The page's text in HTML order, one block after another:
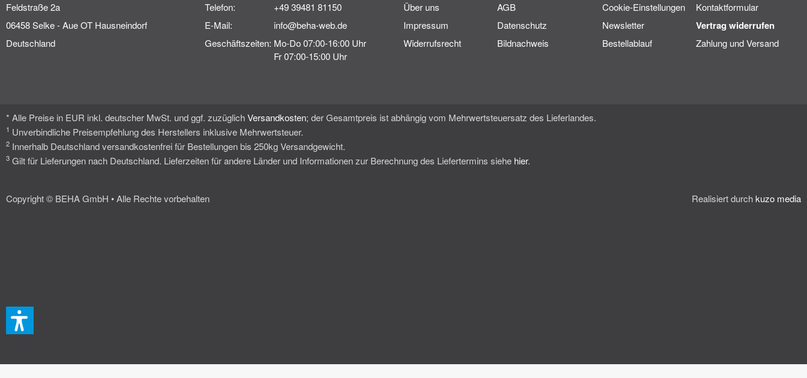
Feldstraße 2a
06458 Selke - Aue OT Hausneindorf
Deutschland
Telefon:
+49 39481 81150
E-Mail:
info@beha-web.de
Geschäftszeiten: Mo-Do 07:00-16:00 Uhr
Fr 07:00-15:00 Uhr
Über uns
AGB
Impressum
Datenschutz
Widerrufsrecht
Bildnachweis
Cookie-Einstellungen
Kontaktformular
Newsletter
Vertrag widerrufen
Bestellablauf Zahlung und Versand
* Alle Preise in EUR inkl. deutscher MwSt. und ggf. zuzüglichVersandkosten; der Gesamtpreis ist abhängig vom Mehrwertsteuersatz des Lieferlandes.
1 Unverbindliche Preisempfehlung des Herstellers inklusive Mehrwertsteuer.
2 Innerhalb Deutschland versandkostenfrei für Bestellungen bis 250kg Versandgewicht.
3 Gilt für Lieferungen nach Deutschland. Lieferzeiten für andere Länder und Informationen zur Berechnung des Liefertermins siehe hier.
Copyright © BEHA GmbH • Alle Rechte vorbehalten Realisiert durchkuzo media